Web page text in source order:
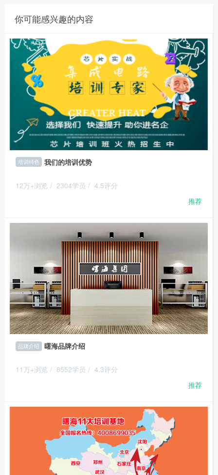
你可能感兴趣的内容
培训特色 我们的培训优势
12万+浏览 / 2304学员 / 4.5评分
推荐
品牌介绍 曙海品牌介绍
11万+浏览 / 8552学员 / 4.3评分
推荐